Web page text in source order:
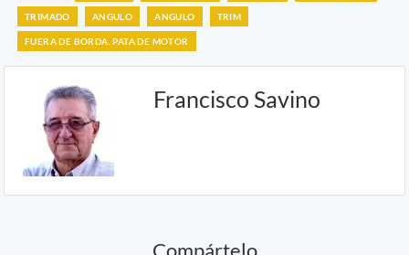
TRIMADO ANGULO ANGULO TRIM
FUERA DE BORDA. PATA DE MOTOR
Francisco Savino